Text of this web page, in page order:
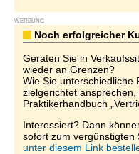
WERBUNG
Noch erfolgreicher
Geraten Sie in
wieder an Grenzen?
Wie Sie unterschiedliche
zielgerichtet
Praktikerhandbuch
Interessiert? Dann
sofort zum vergünstigten
unter diesem Link